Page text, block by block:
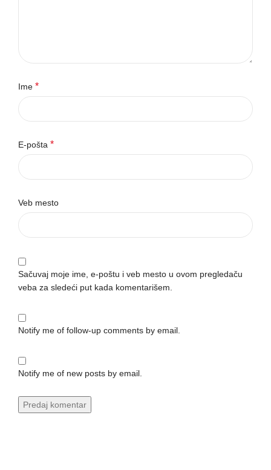
Ime *
E-pošta *
Veb mesto
Sačuvaj moje ime, e-poštu i veb mesto u ovom pregledaču
veba za sledeći put kada komentarišem.
Notify me of follow-up comments by email.
Notify me of new posts by email.